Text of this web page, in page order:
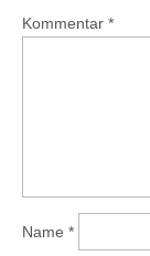
Kommentar *
Name *